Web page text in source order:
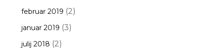
februar 2019 (2)
januar 2019 (3)
julij 2018 (2)